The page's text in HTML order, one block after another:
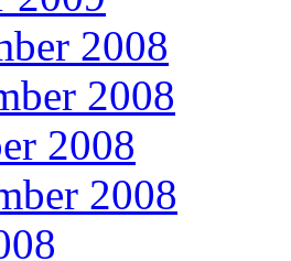
2008
2008
2008
2008